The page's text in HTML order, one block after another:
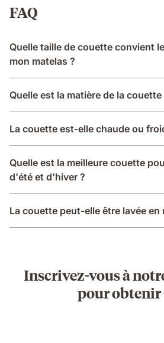
FAQ
Quelle taille de couette convient
mon matelas ?
Quelle est la matière de la couette
La couette est-elle chaude ou
Quelle est la meilleure couette
d'été et d'hiver ?
La couette peut-elle être lavée en
Inscrivez-vous à
pour obtenir